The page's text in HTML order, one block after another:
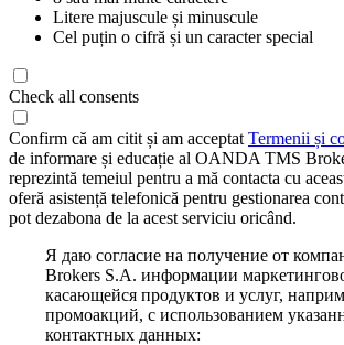
Litere majuscule și minuscule
Cel puțin o cifră și un caracter special
Check all consents
Confirm că am citit și am acceptat Termenii și
de informare și educație al OANDA TMS
reprezintă temeiul pentru a mă contacta cu
oferă asistență telefonică pentru gestionarea
pot dezabona de la acest serviciu oricând.
Я даю согласие на получение от
Brokers S.A. информации
касающейся продуктов и услуг,
промоакций, с использованием
контактных данных: